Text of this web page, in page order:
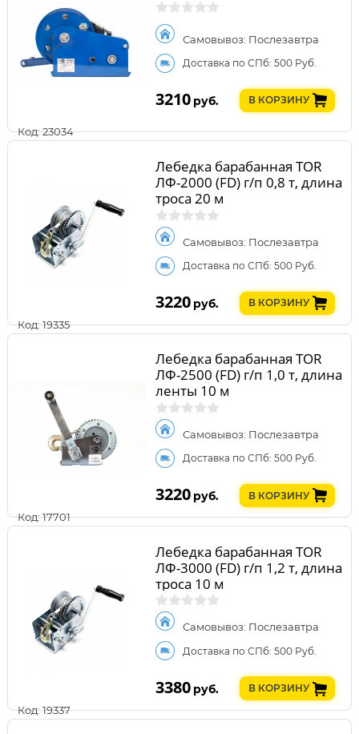
Код: 23034
Самовывоз: Послезавтра
Доставка по СПб: 500 Руб.
3210 руб. В КОРЗИНУ
Код: 19335
Лебедка барабанная TOR
ЛФ-2000 (FD) г/п 0,8 т, длина
троса 20 м
Самовывоз: Послезавтра
Доставка по СПб: 500 Руб.
3220 руб. В КОРЗИНУ
Код: 17701
Лебедка барабанная TOR
ЛФ-2500 (FD) г/п 1,0 т, длина
ленты 10 м
Самовывоз: Послезавтра
Доставка по СПб: 500 Руб.
3220 руб. В КОРЗИНУ
Код: 19337
Лебедка барабанная TOR
ЛФ-3000 (FD) г/п 1,2 т, длина
троса 10 м
Самовывоз: Послезавтра
Доставка по СПб: 500 Руб.
3380 руб. В КОРЗИНУ